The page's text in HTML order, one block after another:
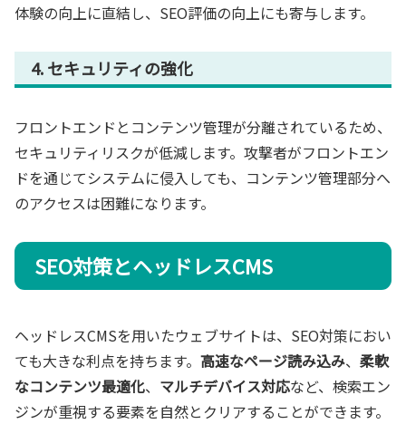
体験の向上に直結し、SEO評価の向上にも寄与します。
4. セキュリティの強化
フロントエンドとコンテンツ管理が分離されているため、
セキュリティリスクが低減します。攻撃者がフロントエン
ドを通じてシステムに侵入しても、コンテンツ管理部分へ
のアクセスは困難になります。
SEO対策とヘッドレスCMS
ヘッドレスCMSを用いたウェブサイトは、SEO対策におい
ても大きな利点を持ちます。 高速なページ読み込み、 柔軟
なコンテンツ最適化、 マルチデバイス対応など、検索エン
ジンが重視する要素を自然とクリアすることができます。